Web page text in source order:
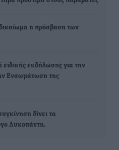
η πρόσβαση των
εκδήλωσης για την
Ενσωμάτωση της
δίνει τα
Λυκοπάντη.